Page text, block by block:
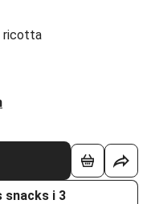
ricotta
snacks i 3